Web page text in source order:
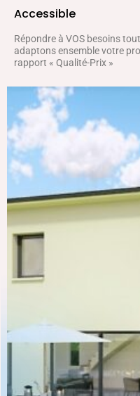
Accessible
Répondre à VOS besoins
adaptons ensemble votre
rapport « Qualité-Prix »